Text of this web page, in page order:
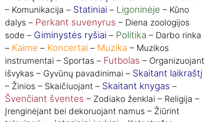
– Komunikacija – Statiniai – Ligoninėje – Kūno
dalys – Perkant suvenyrus – Diena zoologijos
sode – Giminystės ryšiai – Politika – Darbo rinka
– Kaime – Koncertai – Muzika – Muzikos
instrumentai – Sportas – Futbolas – Organizuojant
išvykas – Gyvūnų pavadinimai – Skaitant laikraštį
– Žinios – Skaičiuojant – Skaitant knygas –
Švenčiant šventes – Zodiako ženklai – Religija –
Įrenginėjant bei dekoruojant namus – Žiūrint